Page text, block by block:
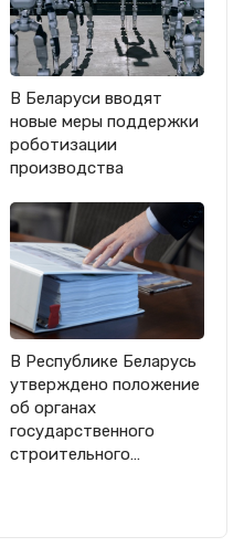
В Беларуси вводят
новые меры поддержки
роботизации
производства
В Республике Беларусь
утверждено положение
об органах
государственного
строительного…